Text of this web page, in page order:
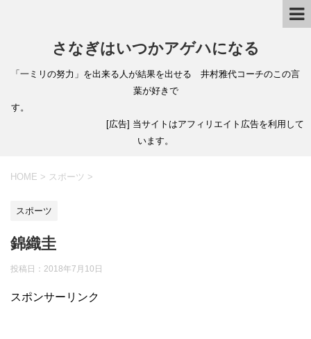
さなぎはいつかアゲハになる
「一ミリの努力」を出来る人が結果を出せる 井村雅代コーチのこの言
葉が好きで
す。
[広告] 当サイトはアフィリエイト広告を利用して
います。
HOME > スポーツ >
スポーツ
錦織圭
投稿日： 2018年7月10日
スポンサーリンク